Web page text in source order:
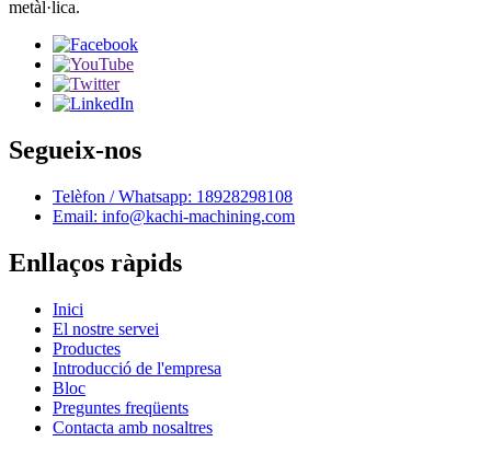
metàl·lica.
Segueix-nos
Telèfon / Whatsapp: 18928298108
Email: info@kachi-machining.com
Enllaços ràpids
Inici
El nostre servei
Productes
Introducció de l'empresa
Bloc
Preguntes freqüents
Contacta amb nosaltres